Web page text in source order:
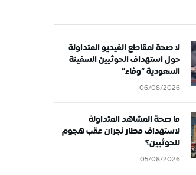
لا صحة لمقاطع الفيديو المتداولة
حول استهداف الحوثيين السفينة
السعودية “وفاء”
06/08/2026
ما صحة المشاهد المتداولة
لاستهداف مطار نجران عقب هجوم
للحوثيين؟
05/08/2026